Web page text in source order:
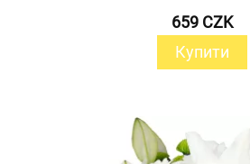
659 CZK
Купити